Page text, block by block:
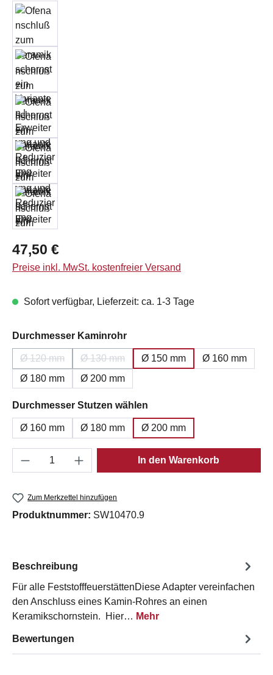
Regulärer Preis:
47,50 €
Preise inkl. MwSt. kostenfreier Versand
Sofort verfügbar, Lieferzeit: ca. 1-3 Tage
Durchmesser Kaminrohrauswählen
Ø 120 mm
(Diese Option ist zurzeit nicht verfügbar.)
Ø 130 mm
(Diese Option ist zurzeit nicht verfügbar.)
Ø 150 mm
Ø 160 mm
Ø 180 mm
Ø 200 mm
Durchmesser Stutzen wählen
Ø 160 mm Ø 180 mm Ø 200 mm
Produkt Anzahl: Gib den gewünschten
In den Warenkorb
Zum Merkzettel hinzufügen
Produktnummer: SW10470.9
Beschreibung
Für alle FeststofffeuerstättenDiese Adapter vereinfachen
den Anschluss eines Kamin-Rohres an einen
Keramikschornstein. Hier… Mehr
Bewertungen